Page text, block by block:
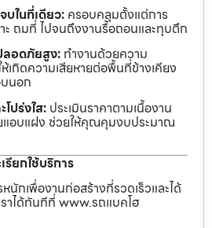
บในที่เดียว:ครอบคลุมตั้งแต่การ
ะ ถมที่ ไปจนถึงงานรื้อถอนและทุบตึก
ลอดภัยสูง:ทำงานด้วยความ
เกิดความเสียหายต่อพื้นที่ข้างเคียง
บนอก
ปร่งใส: ประเมินราคาตามเนื้องาน
แอบแฝง ช่วยให้คุณคุมงบประมาณ
ยกใช้บริการ
นักเพื่องานก่อสร้างที่รวดเร็วและได้
าได้ทันทีที่ www.รถแบคโฮ